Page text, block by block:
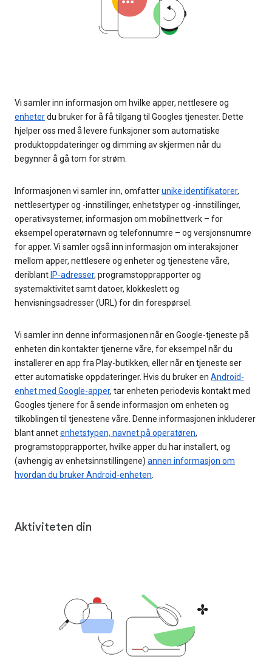
Vi samler inn informasjon om hvilke apper, nettlesere og
enheterdu bruker for å få tilgang til Googles tjenester. Dette
hjelper oss med å levere funksjoner som automatiske
produktoppdateringer og dimming av skjermen når du
begynner å gå tom for strøm.
Informasjonen vi samler inn, omfatterunike identifikatorer,
nettlesertyper og -innstillinger, enhetstyper og -innstillinger,
operativsystemer, informasjon om mobilnettverk – for
eksempel operatørnavn og telefonnumre – og versjonsnumre
for apper. Vi samler også inn informasjon om interaksjoner
mellom apper, nettlesere og enheter og tjenestene våre,
deriblant IP-adresser, programstopprapporter og
systemaktivitet samt datoer, klokkeslett og
henvisningsadresser (URL) for din forespørsel.
Vi samler inn denne informasjonen når en Google-tjeneste på
enheten din kontakter tjenerne våre, for eksempel når du
installerer en app fra Play-butikken, eller når en tjeneste ser
etter automatiske oppdateringer. Hvis du bruker en Android-
enhet med Google-apper, tar enheten periodevis kontakt med
Googles tjenere for å sende informasjon om enheten og
tilkoblingen til tjenestene våre. Denne informasjonen inkluderer
blant annetenhetstypen, navnet på operatøren,
programstopprapporter, hvilke apper du har installert, og
(avhengig av enhetsinnstillingene) annen informasjon om
hvordan du bruker Android-enheten.
Aktiviteten din